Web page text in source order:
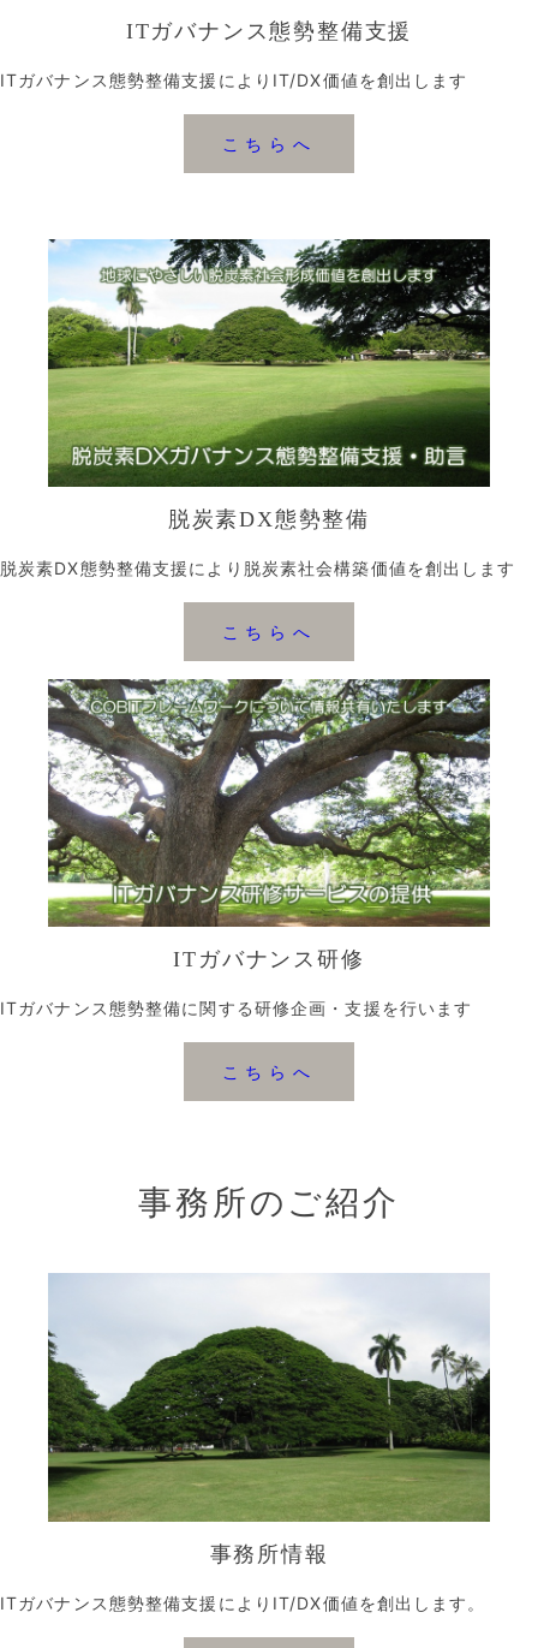
ITガバナンス態勢整備支援
ITガバナンス態勢整備支援によりIT/DX価値を創出します
こちらへ
脱炭素DX態勢整備
脱炭素DX態勢整備支援により脱炭素社会構築価値を創出します
こちらへ
ITガバナンス研修
ITガバナンス態勢整備に関する研修企画・支援を行います
こちらへ
事務所のご紹介
事務所情報
ITガバナンス態勢整備支援によりIT/DX価値を創出します。